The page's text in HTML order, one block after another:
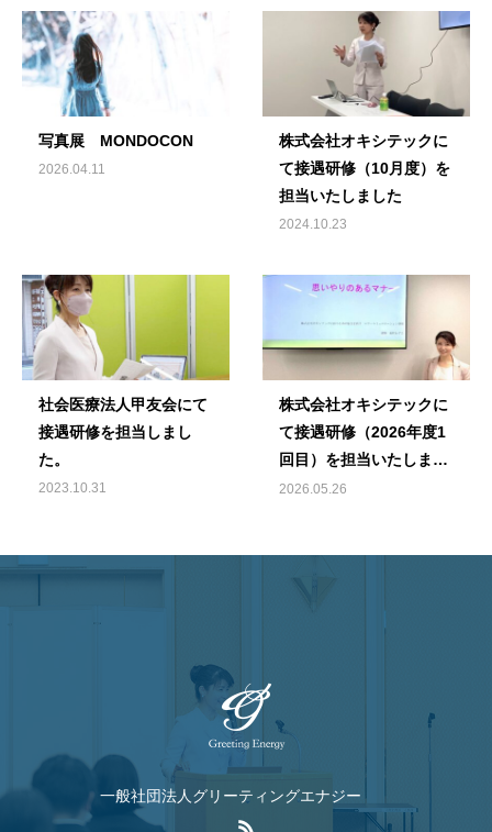
写真展 MONDOCON
2026.04.11
株式会社オキシテックに
て接遇研修（10月度）を
担当いたしました
2024.10.23
社会医療法人甲友会にて
接遇研修を担当しまし
た。
2023.10.31
株式会社オキシテックに
て接遇研修（2026年度1
回目）を担当いたしまし
た
2026.05.26
一般社団法人グリーティングエナジー